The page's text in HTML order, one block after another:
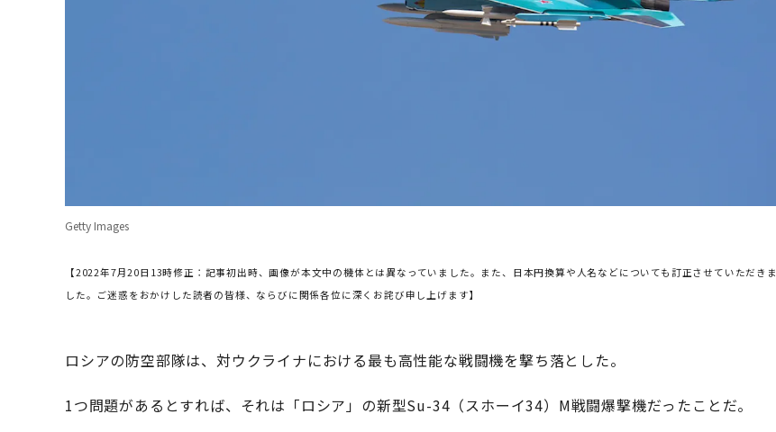
Getty Images
【2022年7月20日13時修正：記事初出時、画像が本文中の機体とは異なっていました。また、日本円換算や人名などについても訂正させていただきま
した。ご迷惑をおかけした読者の皆様、ならびに関係各位に深くお詫び申し上げます】
ロシアの防空部隊は、対ウクライナにおける最も高性能な戦闘機を撃ち落とした。
1つ問題があるとすれば、それは「ロシア」の新型Su-34（スホーイ34）M戦闘爆撃機だったことだ。